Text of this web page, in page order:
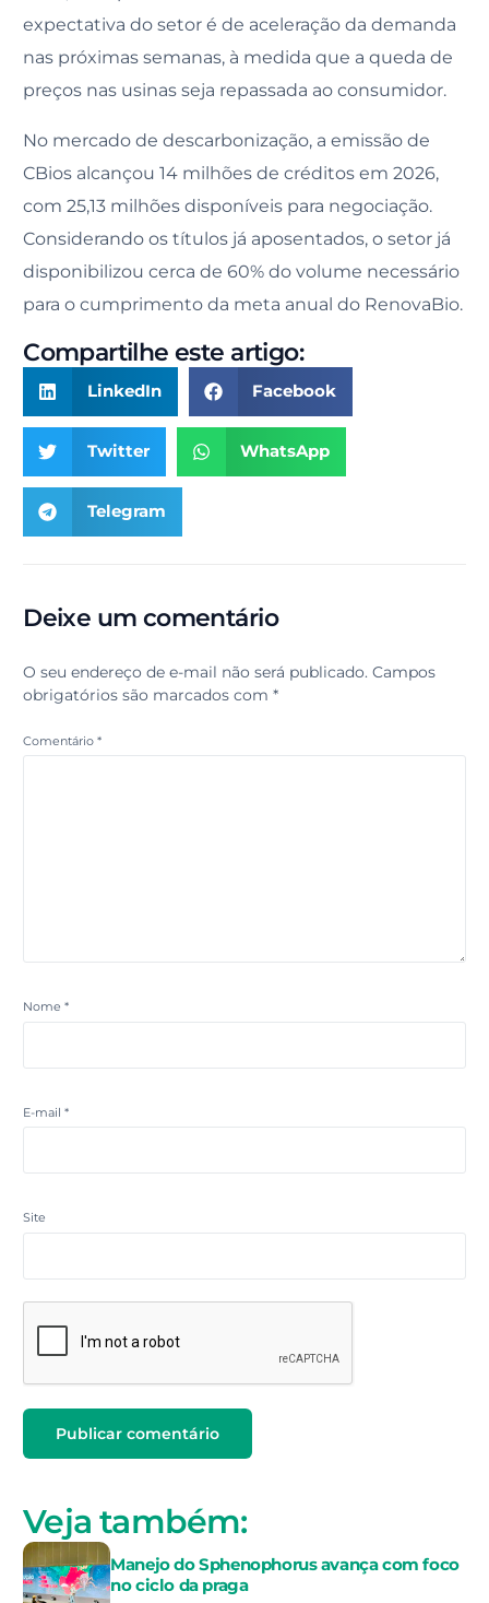
expectativa do setor é de aceleração da demanda
nas próximas semanas, à medida que a queda de
preços nas usinas seja repassada ao consumidor.
No mercado de descarbonização, a emissão de
CBios alcançou 14 milhões de créditos em 2026,
com 25,13 milhões disponíveis para negociação.
Considerando os títulos já aposentados, o setor já
disponibilizou cerca de 60% do volume necessário
para o cumprimento da meta anual do RenovaBio.
Compartilhe este artigo:
LinkedIn Facebook
Twitter WhatsApp
Telegram
Deixe um comentário
O seu endereço de e-mail não será publicado. Campos
obrigatórios são marcados com*
Comentário*
Nome*
E-mail*
Site
Veja também:
Manejo do Sphenophorus avança com foco
no ciclo da praga